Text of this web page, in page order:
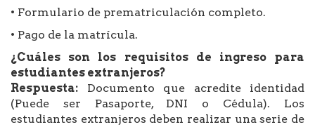
• Formulario de prematriculación completo.
• Pago de la matrícula.
¿Cuáles son los requisitos de ingreso para
estudiantes extranjeros?
Respuesta: Documento que acredite identidad
(Puede ser Pasaporte, DNI o Cédula). Los
estudiantes extranjeros deben realizar una serie de